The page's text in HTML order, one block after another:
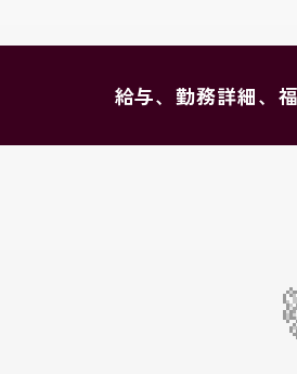
給与、勤務詳細、